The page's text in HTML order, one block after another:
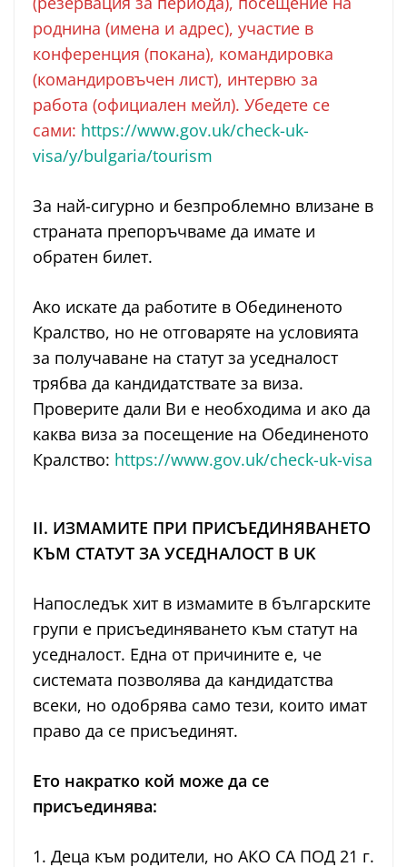
роднина (имена и адрес), участие в
конференция (покана), командировка
(командировъчен лист), интервю за
работа (официален мейл). Убедете се
сами: https://www.gov.uk/check-uk-
visa/y/bulgaria/tourism
За най-сигурно и безпроблемно влизане в
страната препоръчваме да имате и
обратен билет.
Ако искате да работите в Обединеното
Кралство, но не отговаряте на условията
за получаване на статут за уседналост
трябва да кандидатствате за виза.
Проверите дали Ви е необходима и ако да
каква виза за посещение на Обединеното
Кралство: https://www.gov.uk/check-uk-visa
II. ИЗМАМИТЕ ПРИ ПРИСЪЕДИНЯВАНЕТО
КЪМ СТАТУТ ЗА УСЕДНАЛОСТ В UK
Напоследък хит в измамите в българските
групи е присъединяването към статут на
уседналост. Една от причините е, че
системата позволява да кандидатства
всеки, но одобрява само тези, които имат
право да се присъединят.
Ето накратко кой може да се
присъединява:
1. Деца към родители, но АКО СА ПОД 21 г.